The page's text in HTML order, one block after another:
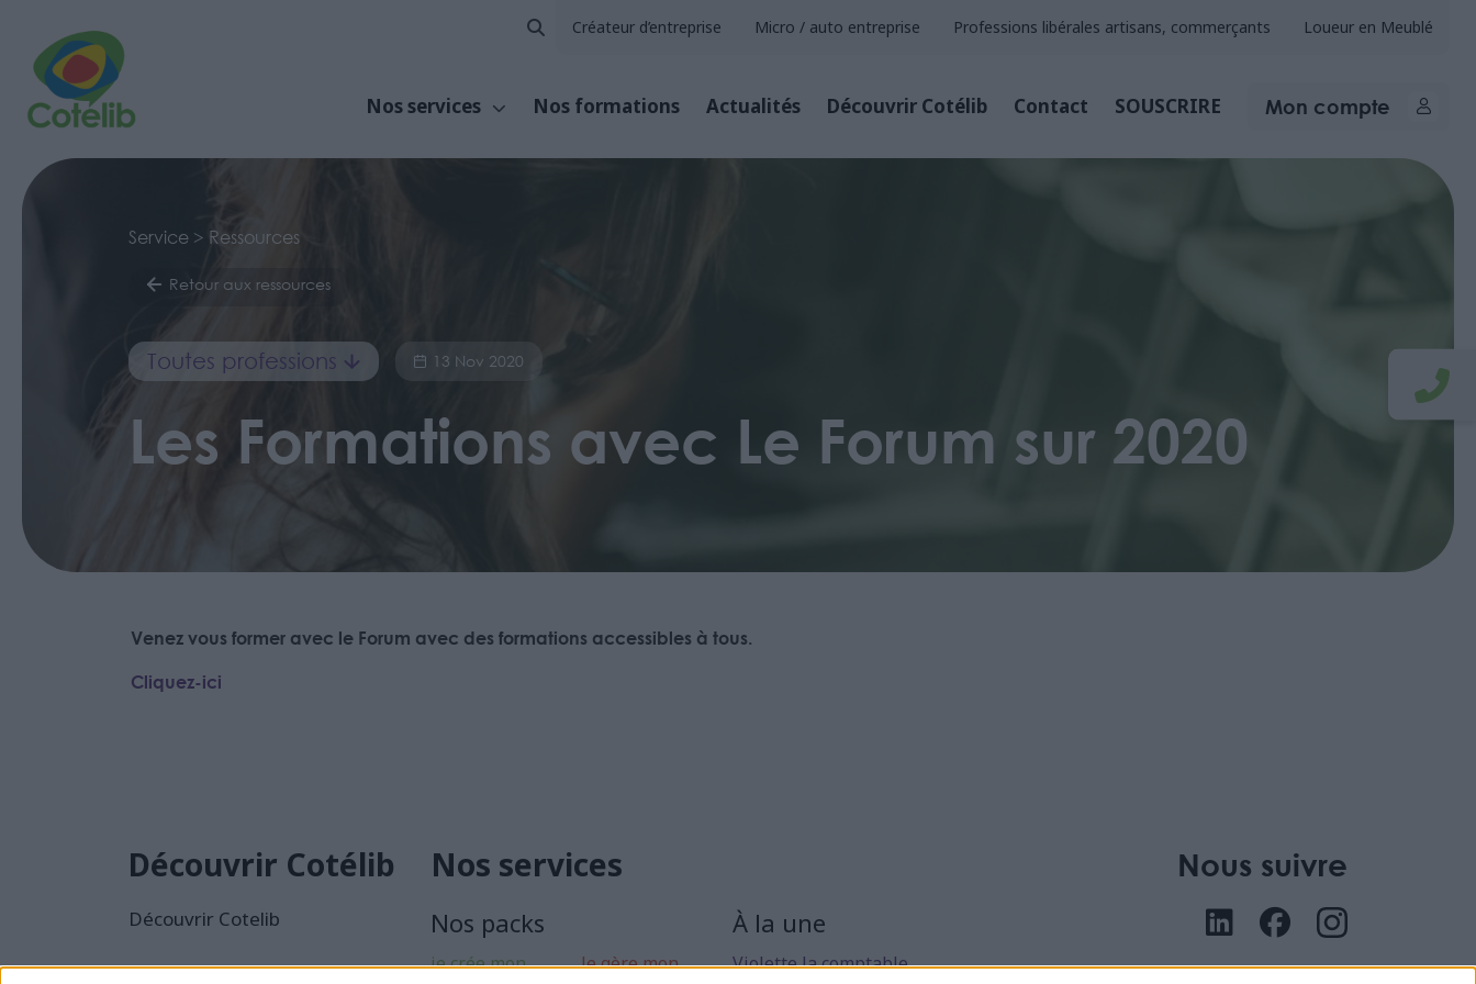
Créateur d’entreprise Micro / auto entreprise Professions libérales artisans, commerçants Loueur en Meublé
Nos services Nos formations Actualités Découvrir Cotélib Contact SOUSCRIRE Mon compte
Service > Ressources
Retour aux ressources
Toutes professions 13 Nov 2020
Les Formations avec Le Forum sur 2020
Venez vous former avec le Forum avec des formations accessibles à tous.
Cliquez-ici
Découvrir Cotélib
Découvrir Cotelib
Nos services
Nos packs
je crée mon
Je gère mon
À la une
Violette la comptable
Nous suivre